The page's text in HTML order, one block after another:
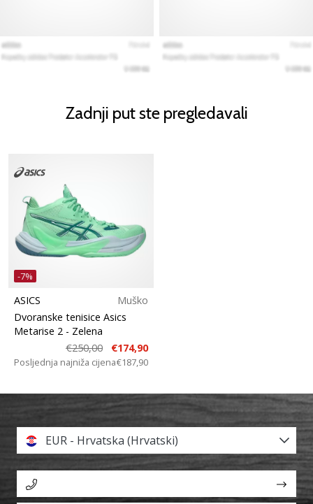
Zadnji put ste pregledavali
-7%
ASICS
Muško
Dvoranske tenisice Asics
Metarise 2 - Zelena
€250,00
€174,90
Posljednja najniža cijena€187,90
EUR - Hrvatska (Hrvatski)